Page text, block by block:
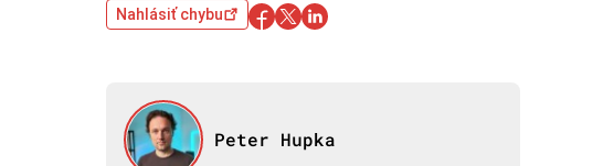
Nahlásiť chybu
Peter Hupka